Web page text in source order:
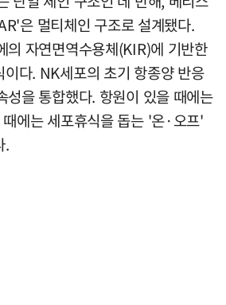
은 멀티체인 구조로 설계됐다.
의 자연면역수용체(KIR)에 기반한
이다. NK세포의 초기 항종양 반응
성을 통합했다. 항원이 있을 때에는
에는 세포휴식을 돕는 '온·오프'
.